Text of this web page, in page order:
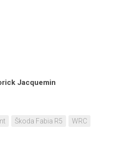
Jacquemin
Škoda Fabia R5
WRC